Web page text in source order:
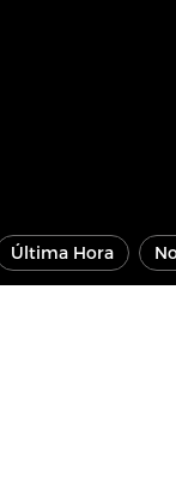
Última Hora